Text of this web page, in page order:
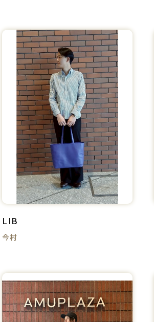
LIB
今村